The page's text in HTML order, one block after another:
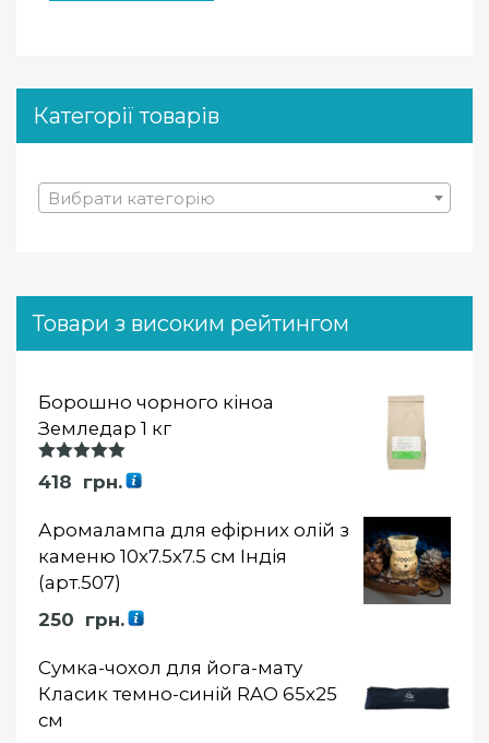
Категорії товарів
Вибрати категорію
Товари з високим рейтингом
Борошно чорного кіноа
Земледар 1 кг
Оцінка
5.00із 5
418 грн.
Аромалампа для ефірних олій з
каменю 10х7.5х7.5 см Індія
(арт.507)
250 грн.
Сумка-чохол для йога-мату
Класик темно-синій RAO 65х25
см